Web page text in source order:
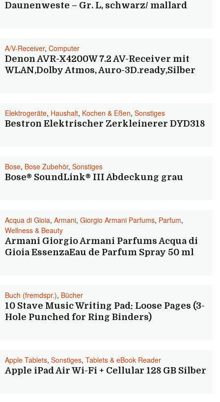
Daunenweste – Gr. L, schwarz/ mallard
A/V-Receiver, Computer
Denon AVR-X4200W 7.2 AV-Receiver mit
WLAN,Dolby Atmos, Auro-3D.ready,Silber
Elektrogeräte, Haushalt, Kochen & Eßen, Sonstiges
Bestron Elektrischer Zerkleinerer DYD318
Bose, Bose Zubehör, Sonstiges
Bose® SoundLink® III Abdeckung grau
Acqua di Gioia, Armani, Giorgio Armani Parfums, Parfum,
Wellness & Beauty
Armani Giorgio Armani Parfums Acqua di
Gioia EssenzaEau de Parfum Spray 50 ml
Buch (fremdspr.), Bücher
10 Stave Music Writing Pad: Loose Pages (3-
Hole Punched for Ring Binders)
Apple Tablets, Sonstiges, Tablets & eBook Reader
Apple iPad Air Wi-Fi + Cellular 128 GB Silber